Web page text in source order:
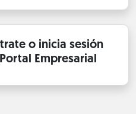
o inicia sesión
Empresarial